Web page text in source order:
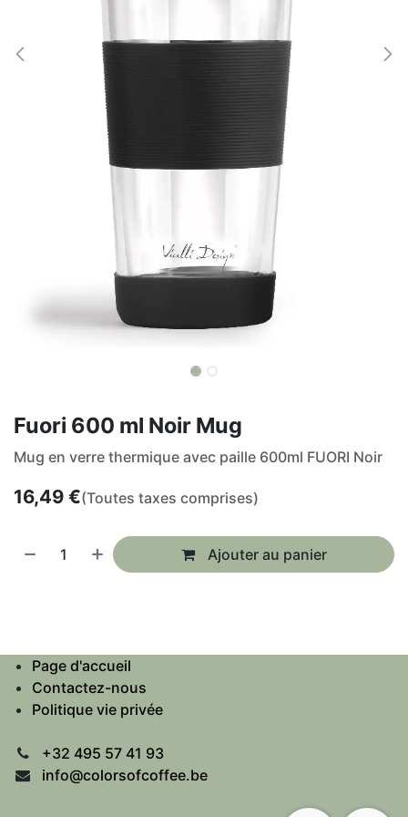
Fuori 600 ml Noir Mug
Mug en verre thermique avec paille 600ml FUORI Noir
16,49 €(Toutes taxes comprises)
Ajouter au panier
Page d'accueil
Contactez-nous
Politique vie privée
+32 495 57 41 93
info@colorsofcoffee.be